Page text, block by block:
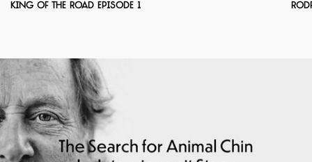
King Of The Road Episode 1